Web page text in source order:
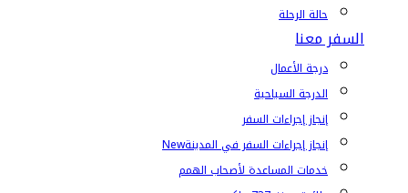
حالة الرحلة
السفر معنا
درجة الأعمال
الدرجة السياحية
إنجاز إجراءات السفر
إنجاز إجراءات السفر في المدينةNew
خدمات المساعدة لأصحاب الهمم